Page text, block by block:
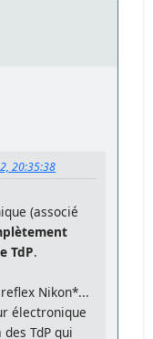
20:35:38
(associé
TdP.
Nikon*...
électronique
TdP qui